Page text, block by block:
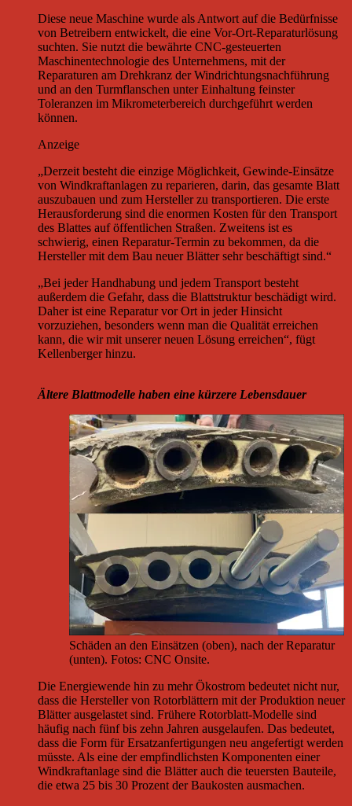
Diese neue Maschine wurde als Antwort auf die Bedürfnisse
von Betreibern entwickelt, die eine Vor-Ort-Reparaturlösung
suchten. Sie nutzt die bewährte CNC-gesteuerten
Maschinentechnologie des Unternehmens, mit der
Reparaturen am Drehkranz der Windrichtungsnachführung
und an den Turmflanschen unter Einhaltung feinster
Toleranzen im Mikrometerbereich durchgeführt werden
können.
Anzeige
„Derzeit besteht die einzige Möglichkeit, Gewinde-Einsätze
von Windkraftanlagen zu reparieren, darin, das gesamte Blatt
auszubauen und zum Hersteller zu transportieren. Die erste
Herausforderung sind die enormen Kosten für den Transport
des Blattes auf öffentlichen Straßen. Zweitens ist es
schwierig, einen Reparatur-Termin zu bekommen, da die
Hersteller mit dem Bau neuer Blätter sehr beschäftigt sind.“
„Bei jeder Handhabung und jedem Transport besteht
außerdem die Gefahr, dass die Blattstruktur beschädigt wird.
Daher ist eine Reparatur vor Ort in jeder Hinsicht
vorzuziehen, besonders wenn man die Qualität erreichen
kann, die wir mit unserer neuen Lösung erreichen“, fügt
Kellenberger hinzu.
Ältere Blattmodelle haben eine kürzere Lebensdauer
Schäden an den Einsätzen (oben), nach der Reparatur
(unten). Fotos: CNC Onsite.
Die Energiewende hin zu mehr Ökostrom bedeutet nicht nur,
dass die Hersteller von Rotorblättern mit der Produktion neuer
Blätter ausgelastet sind. Frühere Rotorblatt-Modelle sind
häufig nach fünf bis zehn Jahren ausgelaufen. Das bedeutet,
dass die Form für Ersatzanfertigungen neu angefertigt werden
müsste. Als eine der empfindlichsten Komponenten einer
Windkraftanlage sind die Blätter auch die teuersten Bauteile,
die etwa 25 bis 30 Prozent der Baukosten ausmachen.